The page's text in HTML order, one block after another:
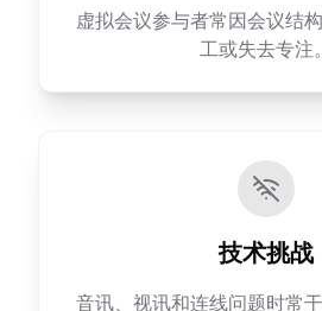
虚拟会议参与者常因会议结
工或失去专注。
技术挑战
音讯、视讯和连线问题时常